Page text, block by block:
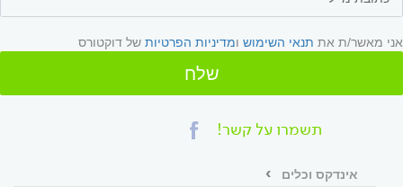
אני מאשר/ת את תנאי השימוש ומדיניות הפרטיות של דוקטורס
שלח
תשמרו על קשר!
אינדקס וכלים